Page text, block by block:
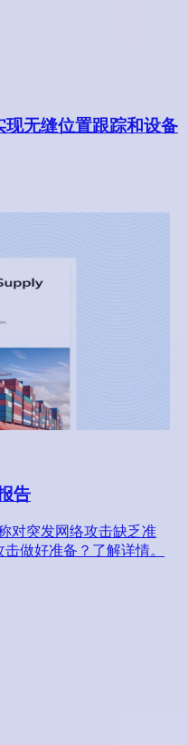
无缝位置跟踪和设备
告
对突发网络攻击缺乏准
做好准备？了解详情。